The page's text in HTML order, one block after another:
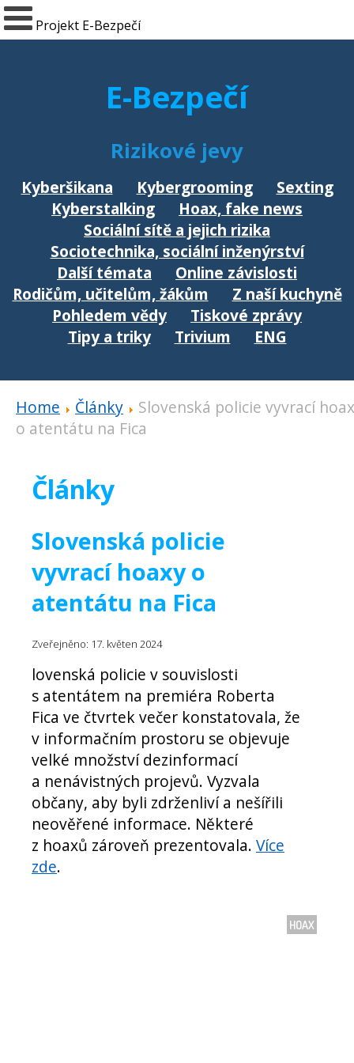
Projekt E-Bezpečí
E-Bezpečí
Rizikové jevy
Kyberšikana Kybergrooming
Sexting
Kyberstalking
Hoax, fake news
Sociální sítě a jejich rizika
Sociotechnika, sociální inženýrství
Další témata
Online závislosti
Rodičům, učitelům, žákům
Z naší kuchyně
Pohledem vědy
Tiskové zprávy
Tipy a triky
Trivium ENG
Home Články
Slovenská policie vyvrací
o atentátu na Fica
Články
Slovenská policie
vyvrací hoaxy o
atentátu na Fica
Zveřejněno: 17. květen 2024
lovenská policie v souvislosti
s atentátem na premiéra Roberta
Fica ve čtvrtek večer konstatovala, že
v informačním prostoru se objevuje
velké množství dezinformací
a nenávistných projevů. Vyzvala
občany, aby byli zdrženliví a nešířili
neověřené informace. Některé
z hoaxů zároveň prezentovala. Více
zde.
HOAX